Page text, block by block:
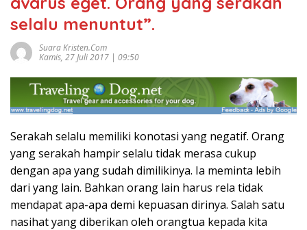
selalu menuntut”.
Suara Kristen.com
Kamis, 27 Juli 2017 | 09:50
Serakah selalu memiliki konotasi yang negatif. Orang
yang serakah hampir selalu tidak merasa cukup
dengan apa yang sudah dimilikinya. Ia meminta lebih
dari yang lain. Bahkan orang lain harus rela tidak
mendapat apa-apa demi kepuasan dirinya. Salah satu
nasihat yang diberikan oleh orangtua kepada kita